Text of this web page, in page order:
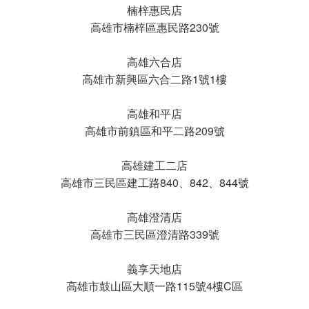
楠梓惠民店
高雄市楠梓區惠民路230號
高雄六合店
高雄市新興區六合二路1號1樓
高雄和平店
高雄市前鎮區和平二路209號
高雄建工二店
高雄市三民區建工路840、842、844號
高雄澄清店
高雄市三民區澄清路339號
義享天地店
高雄市鼓山區大順一路115號4樓C區